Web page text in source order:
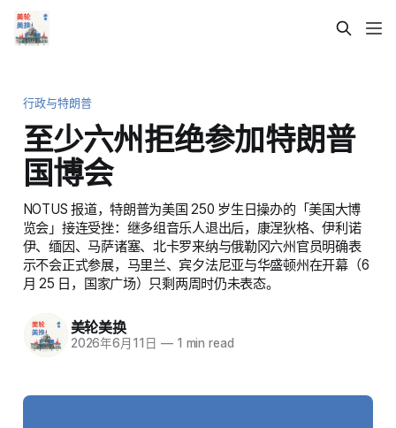
行政与特朗普
至少六州拒绝参加特朗普
国博会
NOTUS 报道，特朗普为美国 250 岁生日操办的「美国大博
览会」接连受挫：继多组音乐人退出后，康涅狄格、伊利诺
伊、缅因、马萨诸塞、北卡罗来纳与俄勒冈六州官员明确表
示不会正式参展，马里兰、宾夕法尼亚与华盛顿州在开幕（6
月 25 日，国家广场）只剩两周时仍未表态。
美轮美换
2026年6月11日 —1 min read